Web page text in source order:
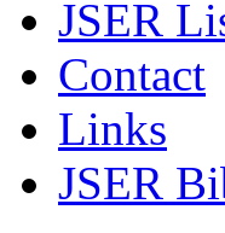
JSER
Contact
Links
JSER